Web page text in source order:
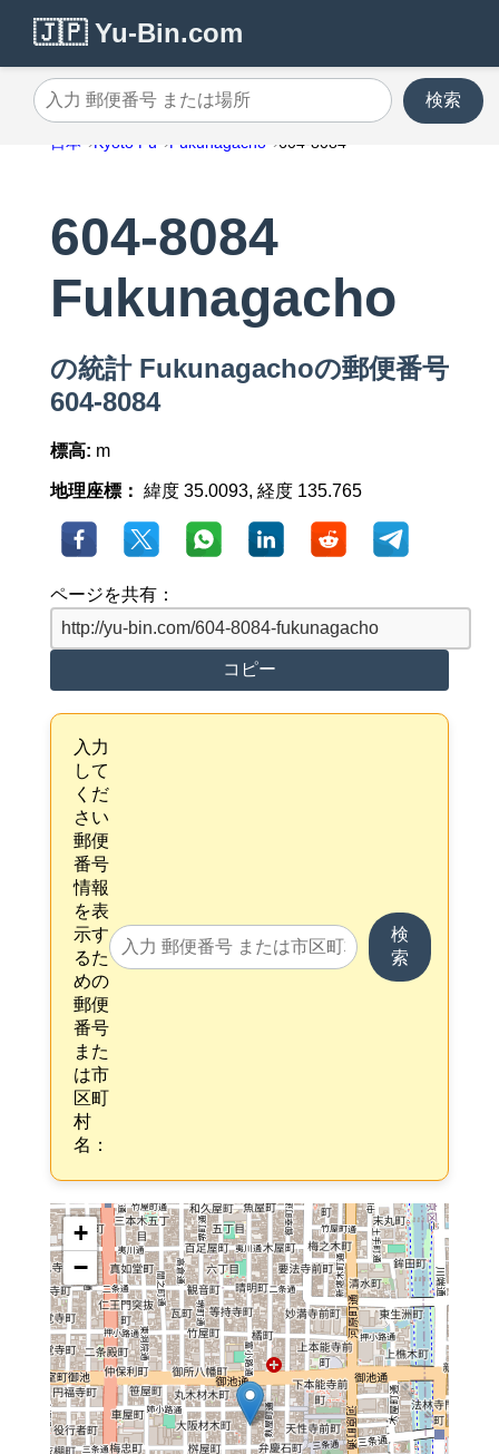
🇯🇵 Yu-Bin.com
入力 郵便番号 または場所
検索
日本 Kyoto Fu Fukunagacho 604-8084
604-8084
Fukunagacho
の統計 Fukunagachoの郵便番号
604-8084
標高: m
地理座標： 緯度 35.0093, 経度 135.765
ページを共有：
コピー
入力
して
くだ
さい
郵便
番号
情報
を表
示す
るた
めの
郵便
番号
また
は市
区町
村
名：
検
索
+
−